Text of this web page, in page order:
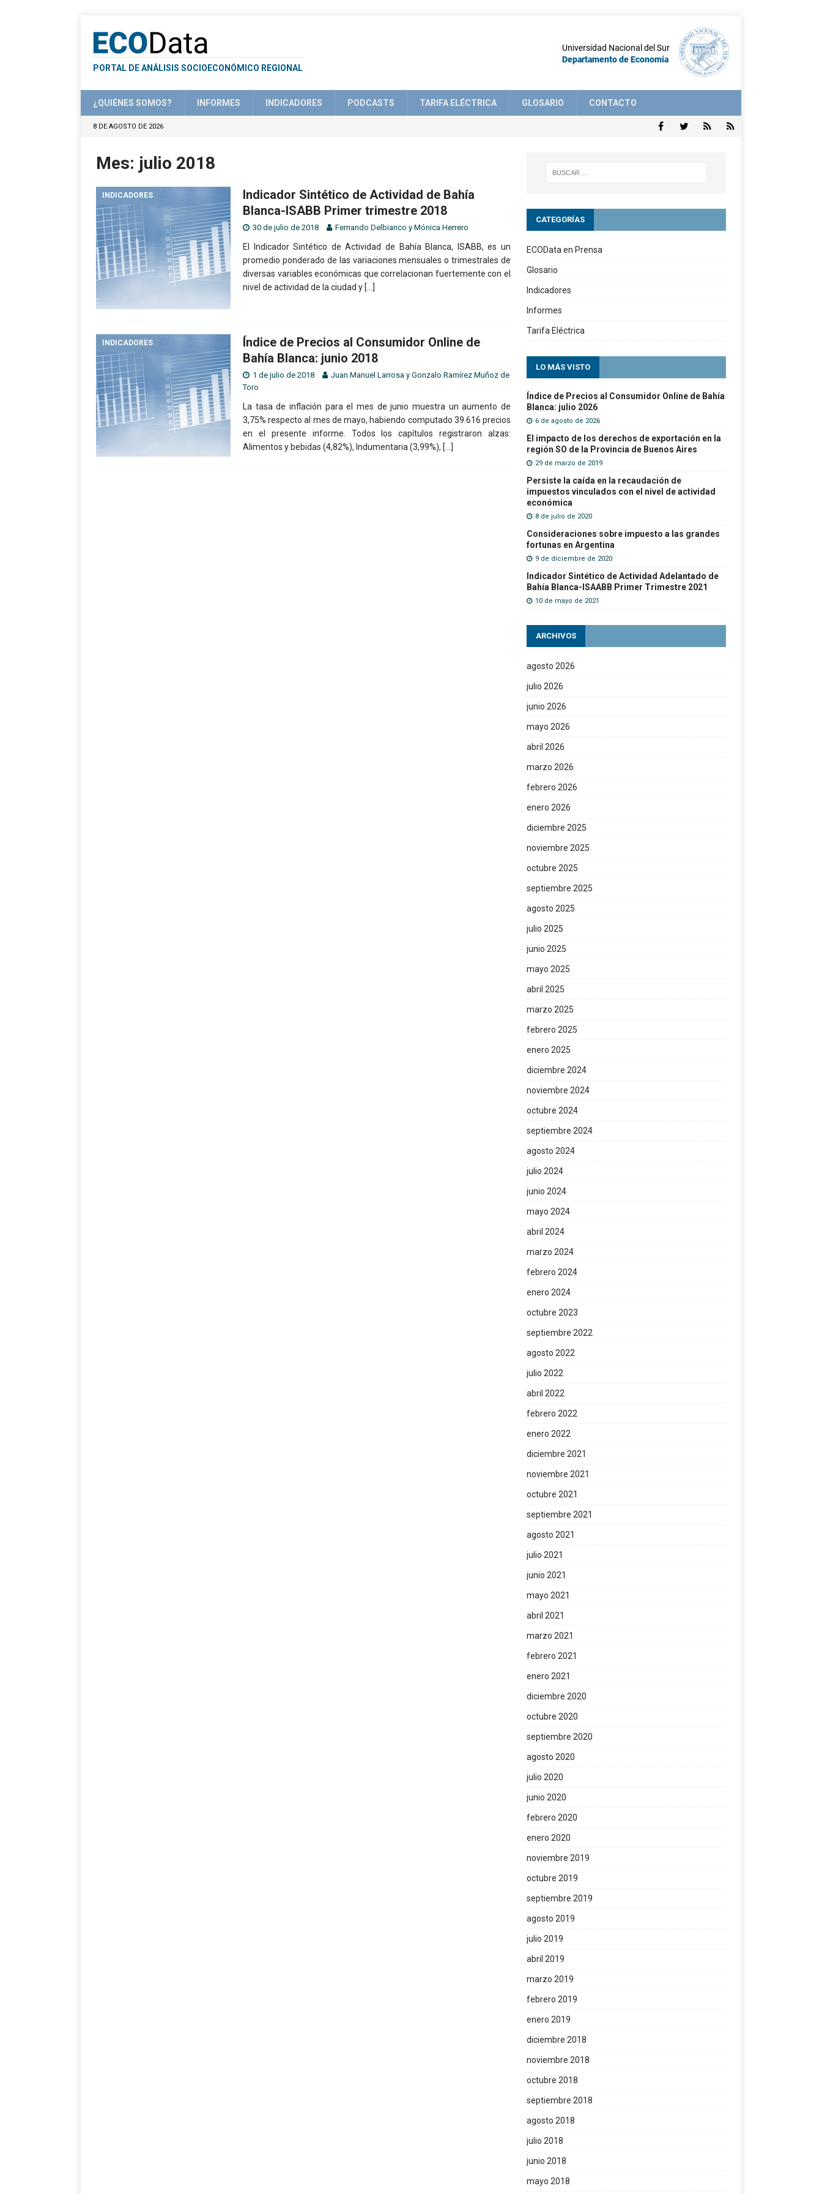
PORTAL DE ANÁLISIS SOCIOECONÓMICO REGIONAL
¿QUIÉNES SOMOS? INFORMES INDICADORES PODCASTS TARIFA ELÉCTRICA GLOSARIO CONTACTO
8 DE AGOSTO DE 2026
Mes: julio 2018
INDICADORES
Indicador Sintético de Actividad de Bahía
Blanca-ISABB Primer trimestre 2018
30 de julio de 2018 Fernando Delbianco y Mónica Herrero
El Indicador Sintético de Actividad de Bahía Blanca, ISABB, es un
promedio ponderado de las variaciones mensuales o trimestrales de
diversas variables económicas que correlacionan fuertemente con el
nivel de actividad de la ciudad y […]
INDICADORES
Índice de Precios al Consumidor Online de
Bahía Blanca: junio 2018
1 de julio de 2018 Juan Manuel Larrosa y Gonzalo Ramírez Muñoz de
Toro
La tasa de inflación para el mes de junio muestra un aumento de
3,75% respecto al mes de mayo, habiendo computado 39.616 precios
en el presente informe. Todos los capítulos registraron alzas:
Alimentos y bebidas (4,82%), Indumentaria (3,99%), […]
CATEGORÍAS
ECOData en Prensa
Glosario
Indicadores
Informes
Tarifa Eléctrica
LO MÁS VISTO
Índice de Precios al Consumidor Online de Bahía
Blanca: julio 2026
6 de agosto de 2026
El impacto de los derechos de exportación en la
región SO de la Provincia de Buenos Aires
29 de marzo de 2019
Persiste la caída en la recaudación de
impuestos vinculados con el nivel de actividad
económica
8 de julio de 2020
Consideraciones sobre impuesto a las grandes
fortunas en Argentina
9 de diciembre de 2020
Indicador Sintético de Actividad Adelantado de
Bahía Blanca-ISAABB Primer Trimestre 2021
10 de mayo de 2021
ARCHIVOS
agosto 2026
julio 2026
junio 2026
mayo 2026
abril 2026
marzo 2026
febrero 2026
enero 2026
diciembre 2025
noviembre 2025
octubre 2025
septiembre 2025
agosto 2025
julio 2025
junio 2025
mayo 2025
abril 2025
marzo 2025
febrero 2025
enero 2025
diciembre 2024
noviembre 2024
octubre 2024
septiembre 2024
agosto 2024
julio 2024
junio 2024
mayo 2024
abril 2024
marzo 2024
febrero 2024
enero 2024
octubre 2023
septiembre 2022
agosto 2022
julio 2022
abril 2022
febrero 2022
enero 2022
diciembre 2021
noviembre 2021
octubre 2021
septiembre 2021
agosto 2021
julio 2021
junio 2021
mayo 2021
abril 2021
marzo 2021
febrero 2021
enero 2021
diciembre 2020
octubre 2020
septiembre 2020
agosto 2020
julio 2020
junio 2020
febrero 2020
enero 2020
noviembre 2019
octubre 2019
septiembre 2019
agosto 2019
julio 2019
abril 2019
marzo 2019
febrero 2019
enero 2019
diciembre 2018
noviembre 2018
octubre 2018
septiembre 2018
agosto 2018
julio 2018
junio 2018
mayo 2018